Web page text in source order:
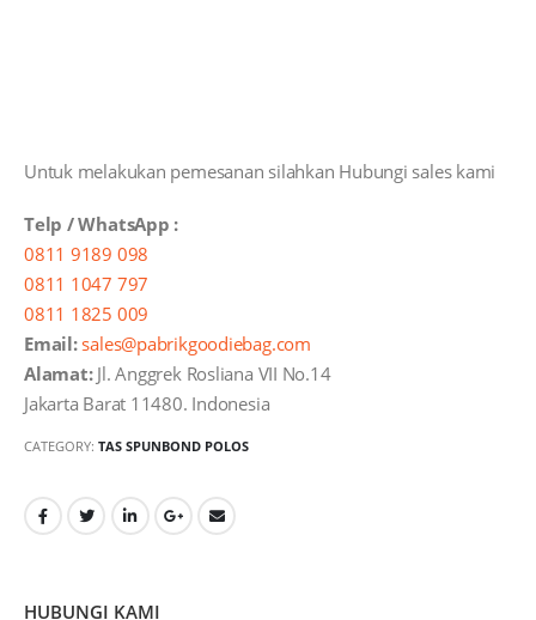
Untuk melakukan pemesanan silahkan Hubungi sales kami
Telp / WhatsApp :
0811 9189 098
0811 1047 797
0811 1825 009
Email: sales@pabrikgoodiebag.com
Alamat:Jl. Anggrek Rosliana VII No.14
Jakarta Barat 11480. Indonesia
CATEGORY: TAS SPUNBOND POLOS
HUBUNGI KAMI